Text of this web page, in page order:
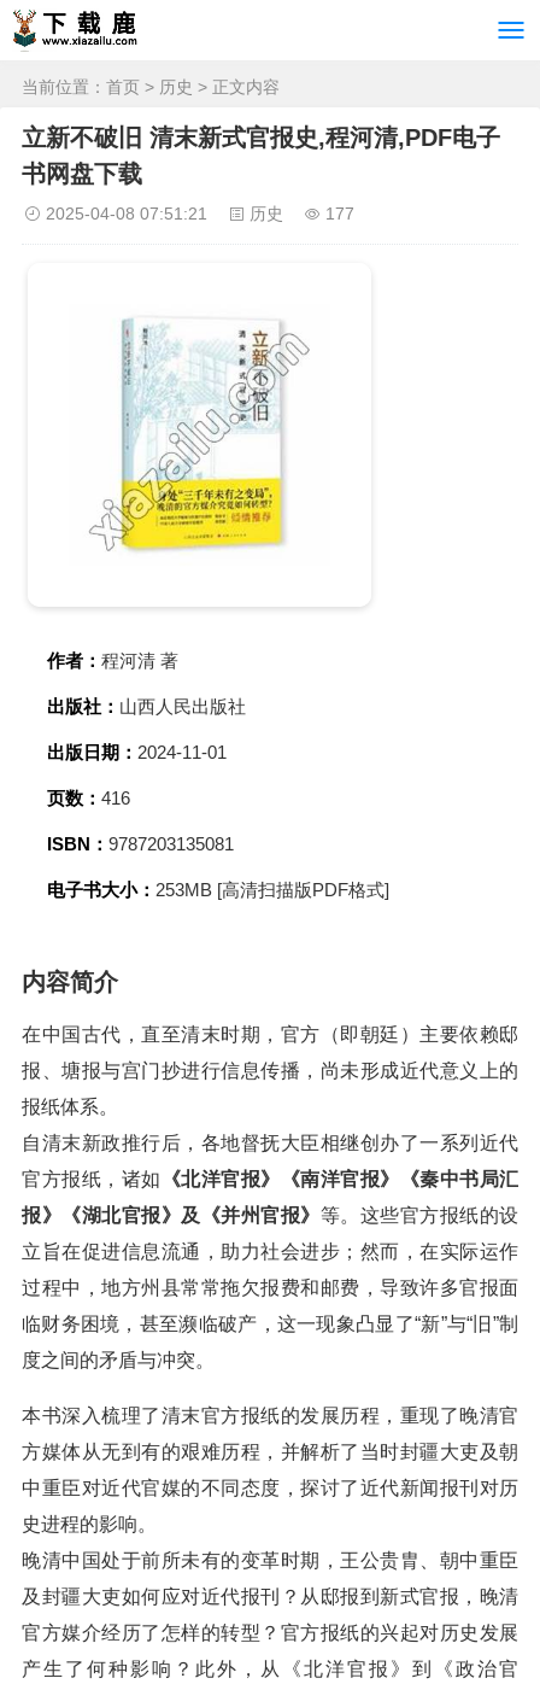
当前位置： 首页 > 历史 > 正文内容
立新不破旧 清末新式官报史,程河清,PDF电子
书网盘下载
2025-04-08 07:51:21 历史 177
作者： 程河清 著
出版社： 山西人民出版社
出版日期： 2024-11-01
页数： 416
ISBN： 9787203135081
电子书大小： 253MB [高清扫描版PDF格式]
内容简介
在中国古代，直至清末时期，官方（即朝廷）主要依赖邸
报、塘报与宫门抄进行信息传播，尚未形成近代意义上的
报纸体系。
自清末新政推行后，各地督抚大臣相继创办了一系列近代
官方报纸，诸如 《北洋官报》《南洋官报》《秦中书局汇
报》《湖北官报》及《并州官报》 等。这些官方报纸的设
立旨在促进信息流通，助力社会进步；然而，在实际运作
过程中，地方州县常常拖欠报费和邮费，导致许多官报面
临财务困境，甚至濒临破产，这一现象凸显了“新”与“旧”制
度之间的矛盾与冲突。
本书深入梳理了清末官方报纸的发展历程，重现了晚清官
方媒体从无到有的艰难历程，并解析了当时封疆大吏及朝
中重臣对近代官媒的不同态度，探讨了近代新闻报刊对历
史进程的影响。
晚清中国处于前所未有的变革时期，王公贵胄、朝中重臣
及封疆大吏如何应对近代报刊？从邸报到新式官报，晚清
官方媒介经历了怎样的转型？官方报纸的兴起对历史发展
产生了何种影响？此外，从《北洋官报》到《政治官